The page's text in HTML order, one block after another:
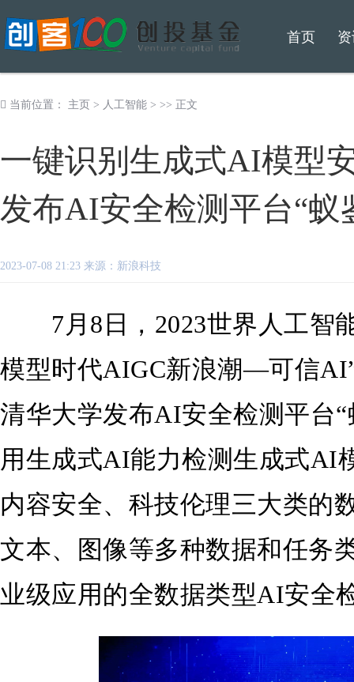
首页
当前位置： 主页 > 人工智能 > >> 正文
一键识别生成式AI模型
发布AI安全检测平台“蚁
2023-07-08 21:23 来源：新浪科技
7月8日，2023世界人工智
模型时代AIGC新浪潮—可信
清华大学发布AI安全检测平台
用生成式AI能力检测生成式AI
内容安全、科技伦理三大类的
文本、图像等多种数据和任务
业级应用的全数据类型AI安全